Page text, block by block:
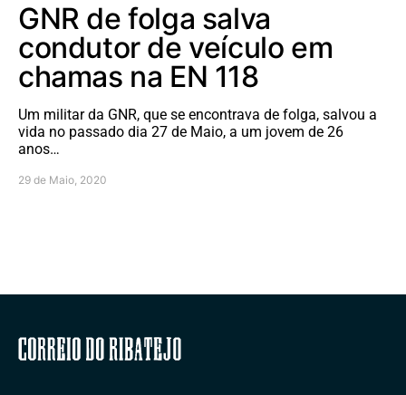
GNR de folga salva
condutor de veículo em
chamas na EN 118
Um militar da GNR, que se encontrava de folga, salvou a
vida no passado dia 27 de Maio, a um jovem de 26
anos…
29 de Maio, 2020
Correio do Ribatejo